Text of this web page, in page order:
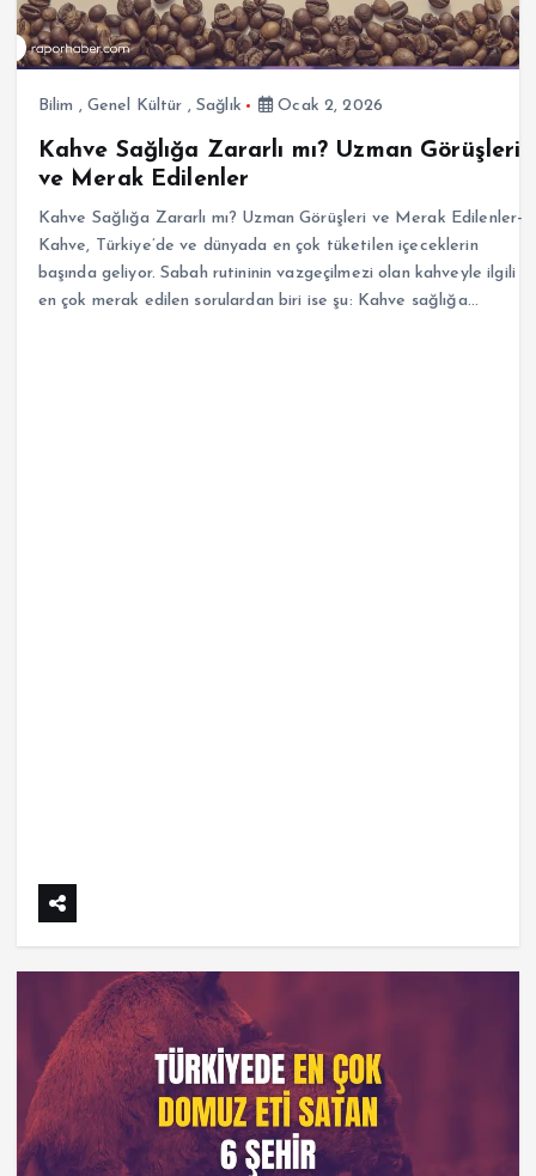
Bilim , Genel Kültür , Sağlık Ocak 2, 2026
Kahve Sağlığa Zararlı mı? Uzman Görüşleri
ve Merak Edilenler
Kahve Sağlığa Zararlı mı? Uzman Görüşleri ve Merak Edilenler-
Kahve, Türkiye’de ve dünyada en çok tüketilen içeceklerin
başında geliyor. Sabah rutininin vazgeçilmezi olan kahveyle ilgili
en çok merak edilen sorulardan biri ise şu: Kahve sağlığa…